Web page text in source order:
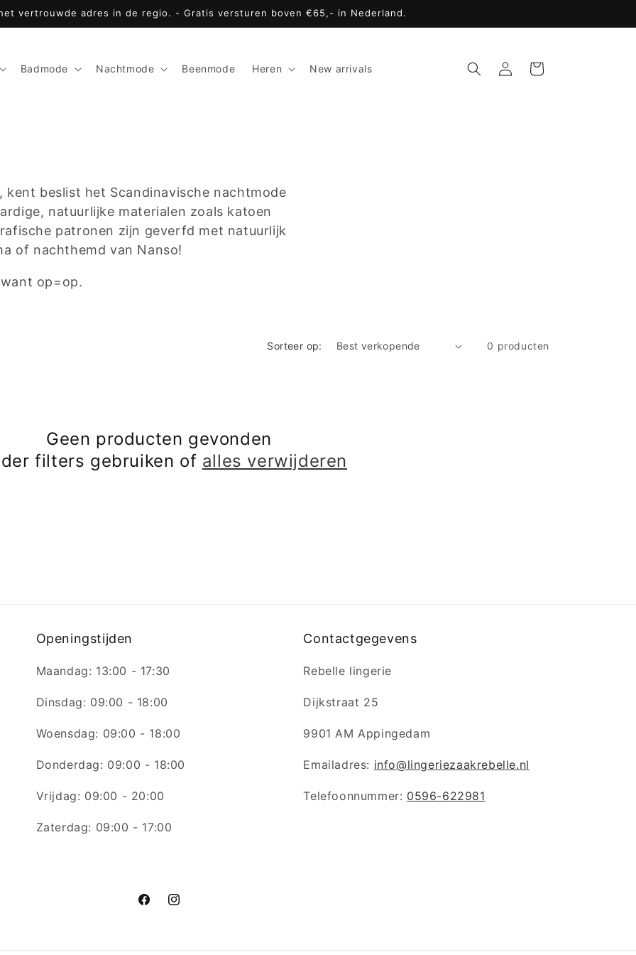
vertrouwde adres in de regio. - Gratis versturen boven €65,- in Nederland.
Badmode Nachtmode Beenmode Heren New arrivals Inloggen
Winkelwagen
kent beslist het Scandinavische nachtmode
natuurlijke materialen zoals katoen
patronen zijn geverfd met natuurlijk
of nachthemd van Nanso!
op=op.
Sorteer op: 0 producten
Geen producten gevonden
filters gebruiken of alles verwijderen
Openingstijden
Maandag: 13:00 - 17:30
Dinsdag: 09:00 - 18:00
Woensdag: 09:00 - 18:00
Donderdag: 09:00 - 18:00
Vrijdag: 09:00 - 20:00
Zaterdag: 09:00 - 17:00
Contactgegevens
Rebelle lingerie
Dijkstraat 25
9901 AM Appingedam
Emailadres: info@lingeriezaakrebelle.nl
Telefoonnummer: 0596-622981
FacebookInstagram